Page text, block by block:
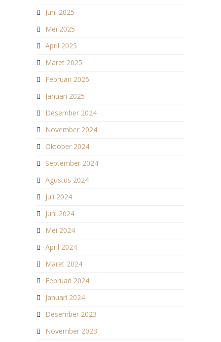
Juni 2025
Mei 2025
April 2025
Maret 2025
Februari 2025
Januari 2025
Desember 2024
November 2024
Oktober 2024
September 2024
Agustus 2024
Juli 2024
Juni 2024
Mei 2024
April 2024
Maret 2024
Februari 2024
Januari 2024
Desember 2023
November 2023